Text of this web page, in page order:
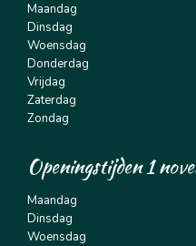
Maandag
Dinsdag
Woensdag
Donderdag
Vrijdag
Zaterdag
Zondag
Openingstijden 1
Maandag
Dinsdag
Woensdag